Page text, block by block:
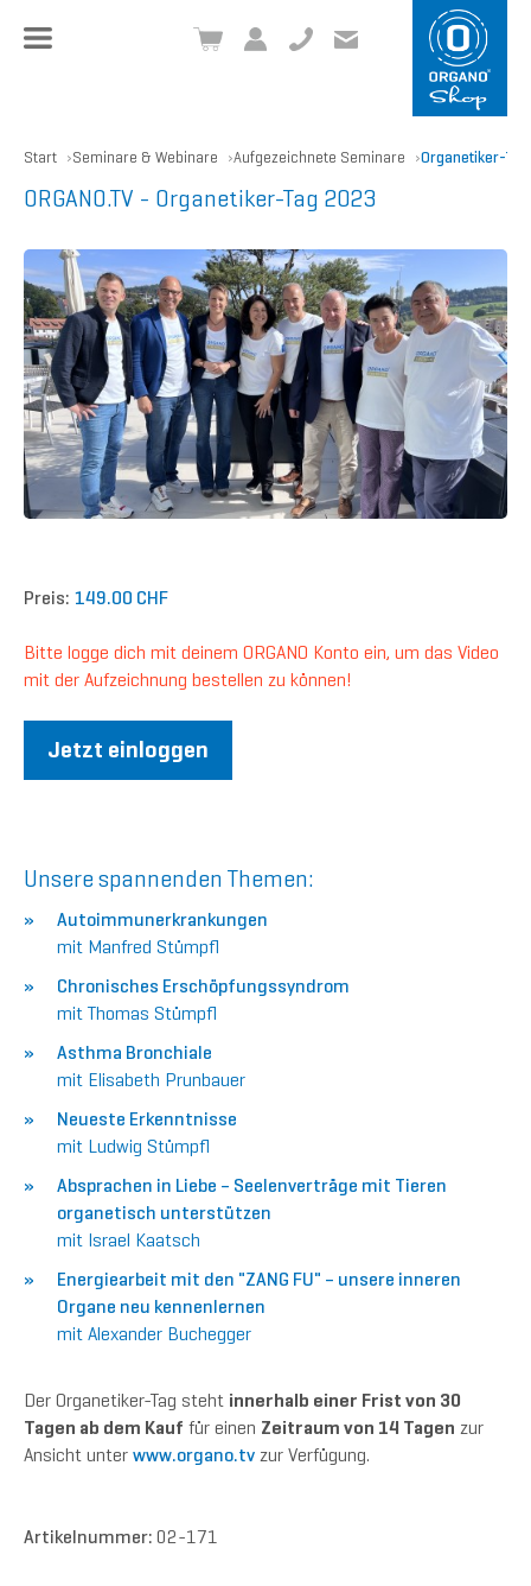
+49 8504 957999-0
ano.ch
Start Seminare & Webinare Aufgezeichnete Seminare Organetiker-
ORGANO.TV - Organetiker-Tag 2023
Preis: 149.00 CHF
Bitte logge dich mit deinem ORGANO Konto ein, um das Video
mit der Aufzeichnung bestellen zu können!
Jetzt einloggen
Unsere spannenden Themen:
Autoimmunerkrankungen
mit Manfred Stümpfl
Chronisches Erschöpfungssyndrom
mit Thomas Stümpfl
Asthma Bronchiale
mit Elisabeth Prunbauer
Neueste Erkenntnisse
mit Ludwig Stümpfl
Absprachen in Liebe – Seelenverträge mit Tieren
organetisch unterstützen
mit Israel Kaatsch
Energiearbeit mit den "ZANG FU" – unsere inneren
Organe neu kennenlernen
mit Alexander Buchegger
Der Organetiker-Tag steht innerhalb einer Frist von 30
Tagen ab dem Kauf für einen Zeitraum von 14 Tagen zur
Ansicht unter www.organo.tv zur Verfügung.
Artikelnummer: 02-171